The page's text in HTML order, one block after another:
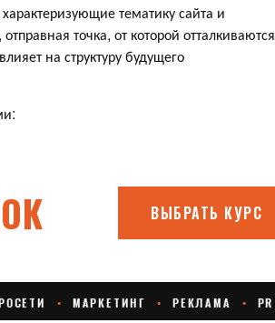
тематику сайта и
точка, от которой отталкиваются
на структуру будущего